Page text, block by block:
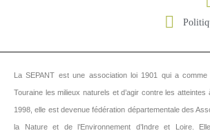
La SEPANT est une association loi 1901 qui a
Touraine les milieux naturels et d’agir contre les atteintes
1998, elle est devenue fédération départementale des
la Nature et de l’Environnement d’Indre et Loire.